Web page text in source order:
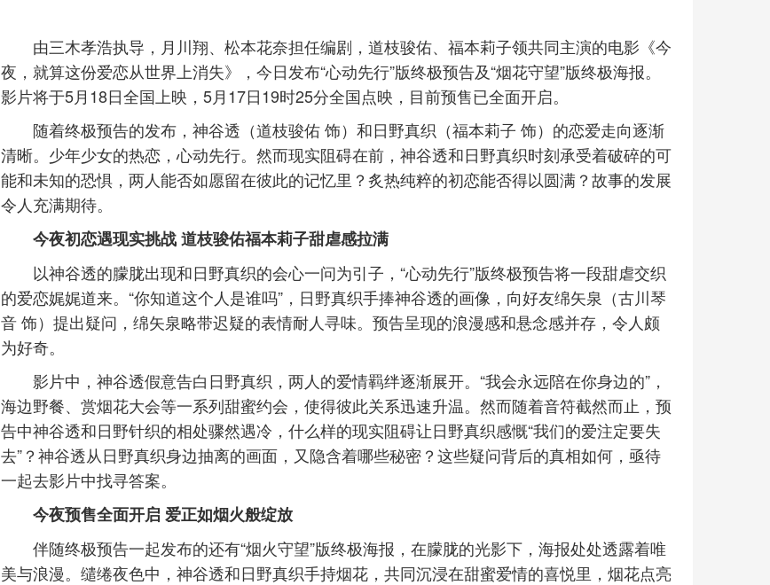
由三木孝浩执导，月川翔、松本花奈担任编剧，道枝骏佑、福本莉子领共同主演的电影《今
夜，就算这份爱恋从世界上消失》，今日发布“心动先行”版终极预告及“烟花守望”版终极海报。
影片将于5月18日全国上映，5月17日19时25分全国点映，目前预售已全面开启。
随着终极预告的发布，神谷透（道枝骏佑 饰）和日野真织（福本莉子 饰）的恋爱走向逐渐
清晰。少年少女的热恋，心动先行。然而现实阻碍在前，神谷透和日野真织时刻承受着破碎的可
能和未知的恐惧，两人能否如愿留在彼此的记忆里？炙热纯粹的初恋能否得以圆满？故事的发展
令人充满期待。
今夜初恋遇现实挑战 道枝骏佑福本莉子甜虐感拉满
以神谷透的朦胧出现和日野真织的会心一问为引子，“心动先行”版终极预告将一段甜虐交织
的爱恋娓娓道来。“你知道这个人是谁吗”，日野真织手捧神谷透的画像，向好友绵矢泉（古川琴
音 饰）提出疑问，绵矢泉略带迟疑的表情耐人寻味。预告呈现的浪漫感和悬念感并存，令人颇
为好奇。
影片中，神谷透假意告白日野真织，两人的爱情羁绊逐渐展开。“我会永远陪在你身边的”，
海边野餐、赏烟花大会等一系列甜蜜约会，使得彼此关系迅速升温。然而随着音符截然而止，预
告中神谷透和日野针织的相处骤然遇冷，什么样的现实阻碍让日野真织感慨“我们的爱注定要失
去”？神谷透从日野真织身边抽离的画面，又隐含着哪些秘密？这些疑问背后的真相如何，亟待
一起去影片中找寻答案。
今夜预售全面开启 爱正如烟火般绽放
伴随终极预告一起发布的还有“烟火守望”版终极海报，在朦胧的光影下，海报处处透露着唯
美与浪漫。缱绻夜色中，神谷透和日野真织手持烟花，共同沉浸在甜蜜爱情的喜悦里，烟花点亮